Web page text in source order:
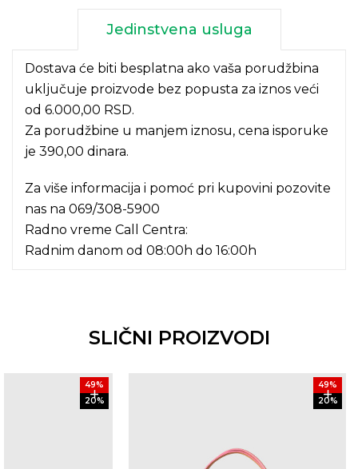
Jedinstvena usluga
Dostava će biti besplatna ako vaša porudžbina
uključuje proizvode bez popusta za iznos veći
od 6.000,00 RSD.
Za porudžbine u manjem iznosu, cena isporuke
je 390,00 dinara.
Za više informacija i pomoć pri kupovini pozovite
nas na 069/308-5900
Radno vreme Call Centra:
Radnim danom od 08:00h do 16:00h
SLIČNI PROIZVODI
49%
20%
49%
20%